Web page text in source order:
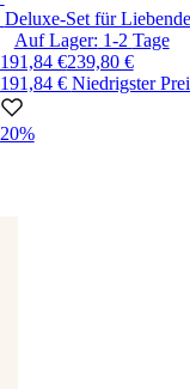
Deluxe-Set für Liebende
Auf Lager: 1-2 Tage
191,84 €239,80 €
191,84 € Niedrigster
20%